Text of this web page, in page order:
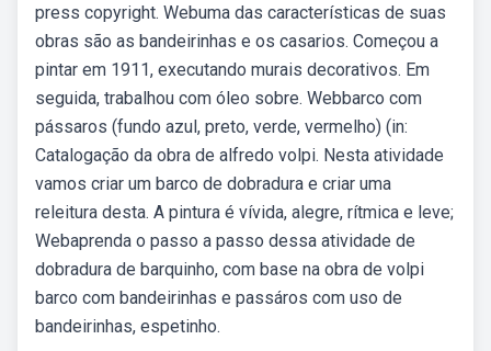
press copyright. Webuma das características de suas
obras são as bandeirinhas e os casarios. Começou a
pintar em 1911, executando murais decorativos. Em
seguida, trabalhou com óleo sobre. Webbarco com
pássaros (fundo azul, preto, verde, vermelho) (in:
Catalogação da obra de alfredo volpi. Nesta atividade
vamos criar um barco de dobradura e criar uma
releitura desta. A pintura é vívida, alegre, rítmica e leve;
Webaprenda o passo a passo dessa atividade de
dobradura de barquinho, com base na obra de volpi
barco com bandeirinhas e passáros com uso de
bandeirinhas, espetinho.